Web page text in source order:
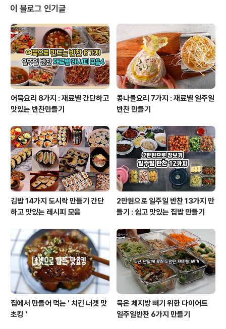
레시피 1.계란 흰자 분리노른자가 터지지 않게 조심하여 흰
자와 노른자를 분리 하여 주세요 . 2.흰자 머랭 치기거품기
로 흰자를 저어주세요 전기 거품기가 아닌 일반 거품기의
경우 한 방향으로만 빠르게 저어주시면 됩니다. 시간은 오
래 걸려요 3.설탕 나눠 넣어주기 머랭을 만든후 설탕을 3
번에 나눠 넣어..
이 블로그 인기글
어묵요리 8가지 : 재료별 간단하고
맛있는 반찬만들기
콩나물요리 7가지 : 재료별 일주일
반찬 만들기
김밥 14가지 도시락 만들기 간단
하고 맛있는 레시피 모음
2만원으로 일주일 반찬 13가지 만
들기 : 쉽고 맛있는 집밥 만들기
집에서 만들어 먹는 ' 치킨 너겟 맛
초킹 '
묵은 체지방 빼기 위한 다이어트
일주일반찬 6가지 만들기